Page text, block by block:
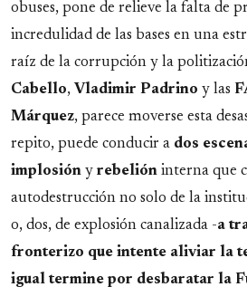
obuses, pone de relieve la falta de
incredulidad de las bases en una
raíz de la corrupción y la
Cabello, Vladimir Padrino y las
Márquez, parece moverse esta
repito, puede conducir a dos
implosión y rebelión interna que
autodestrucción no solo de la
o, dos, de explosión canalizada -a
fronterizo que intente aliviar la
igual termine por desbaratar la